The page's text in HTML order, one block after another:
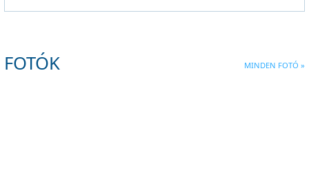
FOTÓK MINDEN FOTÓ »